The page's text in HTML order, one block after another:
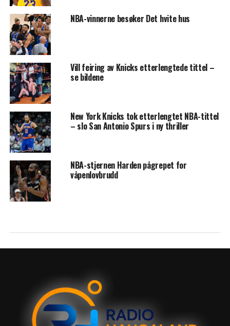
NBA-vinnerne besøker Det hvite hus
Vill feiring av Knicks etterlengtede tittel –
se bildene
New York Knicks tok etterlengtet NBA-tittel
– slo San Antonio Spurs i ny thriller
NBA-stjernen Harden pågrepet for
våpenlovbrudd